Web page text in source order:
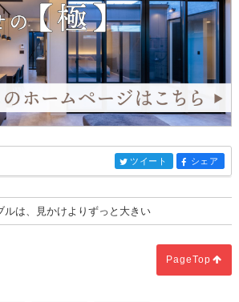
entry605
ツイート entry605
シェア
ルは、見かけよりずっと大きい
PageTop